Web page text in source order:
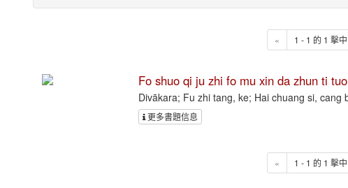
« 1 - 1 的 1 擊中
Fo shuo qi ju zhi fo mu xin da zhun ti
Divākara; Fu zhi tang, ke; Hai chuang si, cang
更多書題信息
« 1 - 1 的 1 擊中